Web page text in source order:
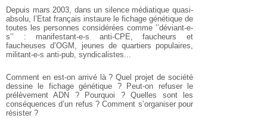
Depuis mars 2003, dans un silence médiatique quasi-
absolu, l’Etat français instaure le fichage génétique de
toutes les personnes considérées comme ’’déviant-e-
s’’ : manifestant-e-s anti-CPE, faucheurs et
faucheuses d’OGM, jeunes de quartiers populaires,
militant-e-s anti-pub, syndicalistes...
Comment en est-on arrivé là ? Quel projet de société
dessine le fichage génétique ? Peut-on refuser le
prélèvement ADN ? Pourquoi ? Quelles sont les
conséquences d’un refus ? Comment s’organiser pour
résister ?